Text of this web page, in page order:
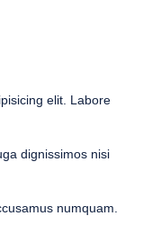
elit. Labore
dignissimos nisi
numquam.